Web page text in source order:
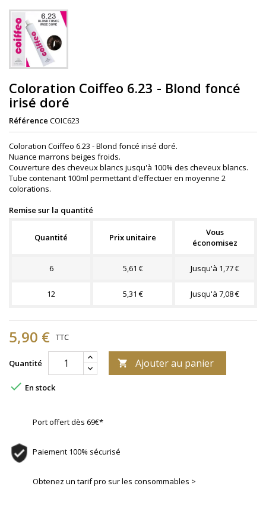
Coloration Coiffeo 6.23 - Blond foncé
irisé doré
Référence COIC623
Coloration Coiffeo 6.23 - Blond foncé irisé doré.
Nuance marrons beiges froids.
Couverture des cheveux blancs jusqu'à 100% des cheveux blancs.
Tube contenant 100ml permettant d'effectuer en moyenne 2
colorations.
Remise sur la quantité
Quantité Prix unitaire
Vous
économisez
6 5,61 € Jusqu'à 1,77 €
12 5,31 € Jusqu'à 7,08 €
5,90 € TTC
Quantité  Ajouter au panier
 En stock
Port offert dès 69€*
Paiement 100% sécurisé
Obtenez un tarif pro sur les consommables >